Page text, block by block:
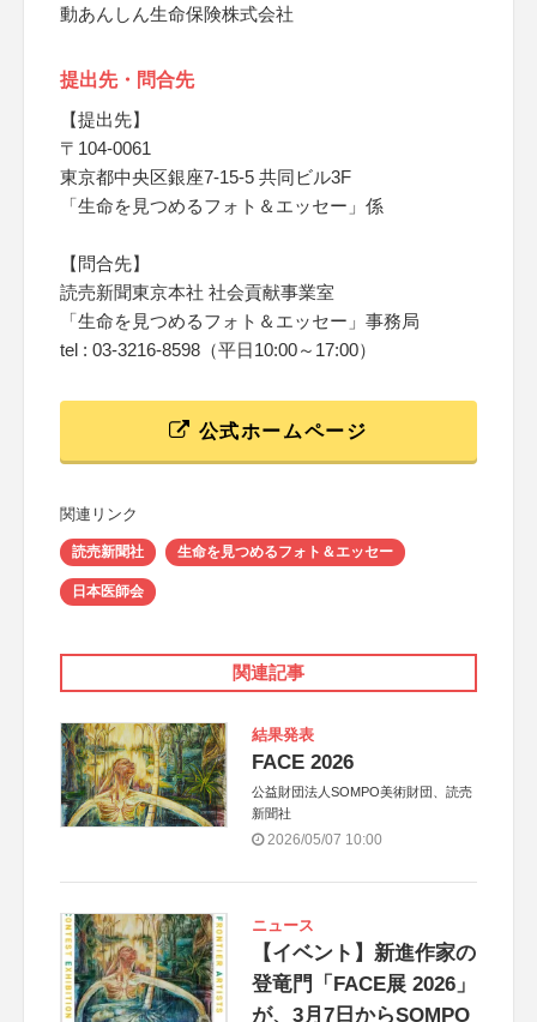
動あんしん生命保険株式会社
提出先・問合先
【提出先】
〒104-0061
東京都中央区銀座7-15-5 共同ビル3F
「生命を見つめるフォト＆エッセー」係
【問合先】
読売新聞東京本社 社会貢献事業室
「生命を見つめるフォト＆エッセー」事務局
tel : 03-3216-8598（平日10:00～17:00）
公式ホームページ
関連リンク
読売新聞社 生命を見つめるフォト＆エッセー
日本医師会
関連記事
結果発表
FACE 2026
公益財団法人SOMPO美術財団、読売
新聞社
2026/05/07 10:00
ニュース
【イベント】新進作家の
登竜門「FACE展 2026」
が、3月7日からSOMPO